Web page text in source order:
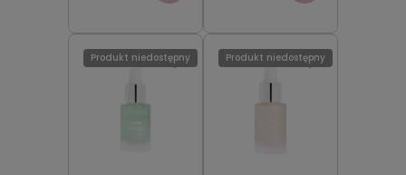
Produkt niedostępny Produkt niedostępny